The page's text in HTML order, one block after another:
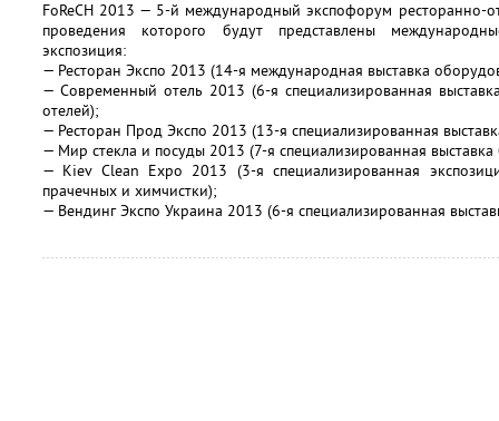
FoReCH 2013 — 5-й международный экспофорум ресторанно-
проведения которого будут представлены
экспозиция:
— Ресторан Экспо 2013 (14-я международная выставка
— Современный отель 2013 (6-я специализированная
отелей);
— Ресторан Прод Экспо 2013 (13-я специализированная
— Мир стекла и посуды 2013 (7-я специализированная
— Kiev Clean Expo 2013 (3-я специализированная
прачечных и химчистки);
— Вендинг Экспо Украина 2013 (6-я специализированная